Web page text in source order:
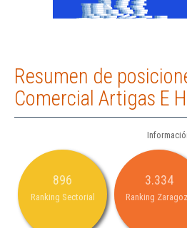
Resumen de
Comercial Artigas E
896
Ranking Sectorial
3.334
Ranking